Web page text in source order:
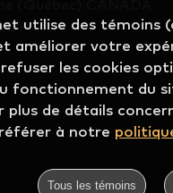
utilise des témoins
améliorer votre
les cookies
fonctionnement du
plus de détails
à notre
Tous les témoins